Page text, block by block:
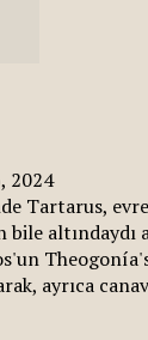
2024
Tartarus,
bile altındaydı
ayrıca